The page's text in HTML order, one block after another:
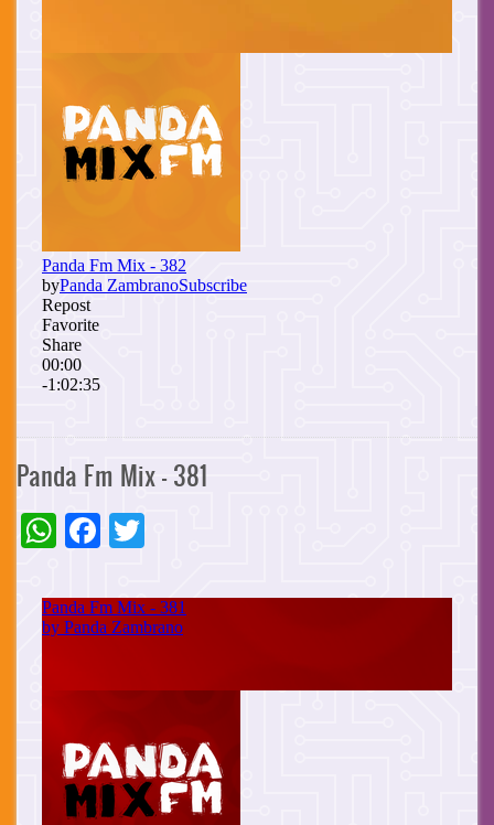
Panda Fm Mix - 381
WhatsApp
Facebook